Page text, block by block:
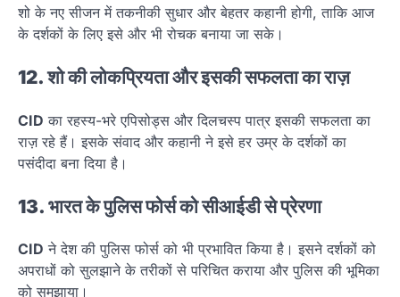
शो के नए सीजन में तकनीकी सुधार और बेहतर कहानी होगी, ताकि आज
के दर्शकों के लिए इसे और भी रोचक बनाया जा सके।
12. शो की लोकप्रियता और इसकी सफलता का राज़
CID का रहस्य-भरे एपिसोड्स और दिलचस्प पात्र इसकी सफलता का
राज़ रहे हैं। इसके संवाद और कहानी ने इसे हर उम्र के दर्शकों का
पसंदीदा बना दिया है।
13. भारत के पुलिस फोर्स को सीआईडी से प्रेरणा
CID ने देश की पुलिस फोर्स को भी प्रभावित किया है। इसने दर्शकों को
अपराधों को सुलझाने के तरीकों से परिचित कराया और पुलिस की भूमिका
को समझाया।